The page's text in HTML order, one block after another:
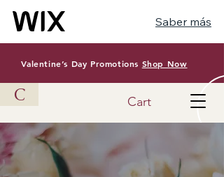
Saber más